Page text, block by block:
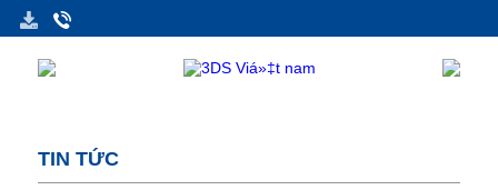
TIN TỨC